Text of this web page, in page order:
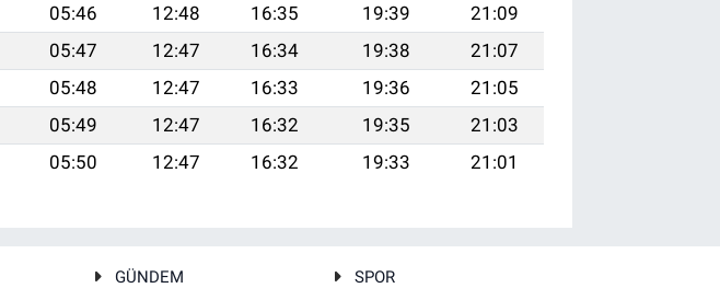
05:46 12:48 16:35 19:39
21:09
05:47 12:47 16:34 19:38
21:07
05:48 12:47 16:33 19:36
21:05
05:49 12:47 16:32 19:35
21:03
05:50 12:47 16:32 19:33 21:01
GÜNDEM
SPOR